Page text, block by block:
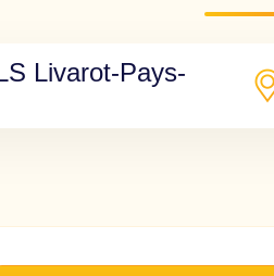
Livarot-Pays-